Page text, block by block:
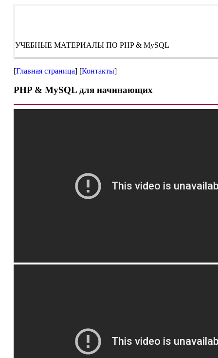
УЧЕБНЫЕ МАТЕРИАЛЫ ПО PHP & MySQL
[Главная страница] [Контакты]
PHP & MySQL для начинающих